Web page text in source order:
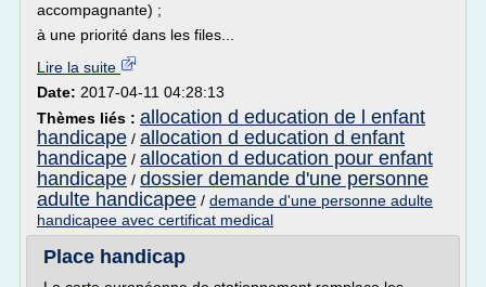
accompagnante) ;
à une priorité dans les files...
Lire la suite
Date: 2017-04-11 04:28:13
Thèmes liés : allocation d education de l enfant
handicape / allocation d education d enfant
handicape / allocation d education pour enfant
handicape / dossier demande d'une personne
adulte handicapee / demande d'une personne adulte
handicapee avec certificat medical
Place handicap